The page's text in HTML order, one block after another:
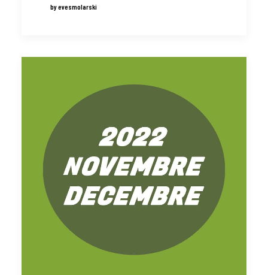
by evesmolarski